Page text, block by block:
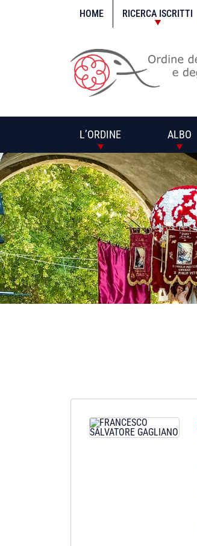
HOME RICERCA ISCRITTI
L’ORDINE ALBO